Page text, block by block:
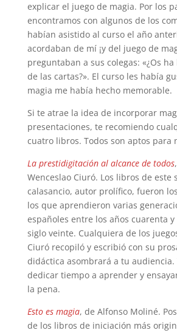
explicar el juego de magia. Por los
encontramos con algunos de los
habían asistido al curso el año
acordaban de mí ¡y del juego de
preguntaban a sus colegas: «¿Os
de las cartas?». El curso les había
magia me había hecho memorable.
Si te atrae la idea de incorporar
presentaciones, te recomiendo
cuatro libros. Todos son aptos para
La prestidigitación al alcance de todos
Wenceslao Ciuró. Los libros de este
calasancio, autor prolífico, fueron
los que aprendieron varias
españoles entre los años cuarenta
siglo veinte. Cualquiera de los
Ciuró recopiló y escribió con su
didáctica asombrará a tu audiencia.
dedicar tiempo a aprender y
la pena.
Esto es magia, de Alfonso Moliné.
de los libros de iniciación más